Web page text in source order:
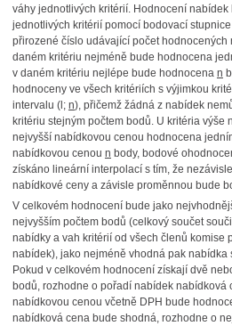
váhy jednotlivých kritérií. Hodnocení
jednotlivých kritérií pomocí bodovací
přirozené číslo udávající počet
daném kritériu nejméně bude hodnocena
v daném kritériu nejlépe bude hodnocena n
hodnoceny ve všech kritériích s výjimkou
intervalu (l; n), přičemž žádná z nabídek
kritériu stejným počtem bodů. U kritéria
nejvyšší nabídkovou cenou hodnocena
nabídkovou cenou n body, bodové
získáno lineární interpolací s tím, že
nabídkové ceny a závisle proměnnou bude
V celkovém hodnocení bude jako
nejvyšším počtem bodů (celkový součet
nabídky a vah kritérií od všech členů komise
nabídek), jako nejméně vhodná pak nabídka
Pokud v celkovém hodnocení získají dvě
bodů, rozhodne o pořadí nabídek nabídková
nabídkovou cenou včetně DPH bude
nabídková cena bude shodná, rozhodne o